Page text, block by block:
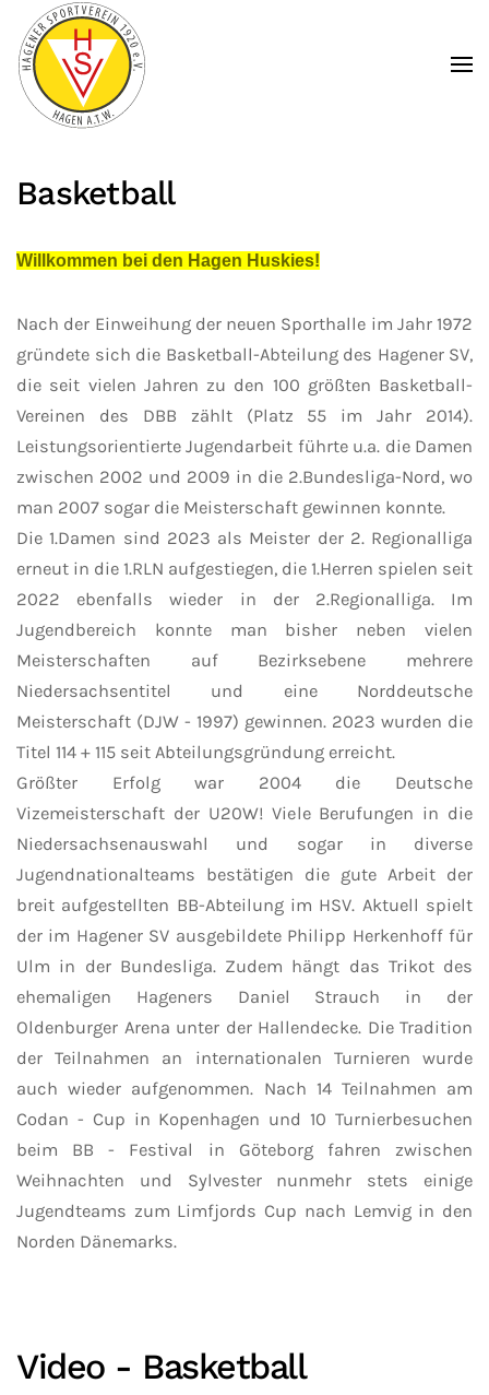
Zum Hauptinhalt springen
Basketball
Willkommen bei den Hagen Huskies!
Nach der Einweihung der neuen Sporthalle im Jahr 1972
gründete sich die Basketball-Abteilung des Hagener SV,
die seit vielen Jahren zu den 100 größten Basketball-
Vereinen des DBB zählt (Platz 55 im Jahr 2014).
Leistungsorientierte Jugendarbeit führte u.a. die Damen
zwischen 2002 und 2009 in die 2.Bundesliga-Nord, wo
man 2007 sogar die Meisterschaft gewinnen konnte.
Die 1.Damen sind 2023 als Meister der 2. Regionalliga
erneut in die 1.RLN aufgestiegen, die 1.Herren spielen seit
2022 ebenfalls wieder in der 2.Regionalliga. Im
Jugendbereich konnte man bisher neben vielen
Meisterschaften auf Bezirksebene mehrere
Niedersachsentitel und eine Norddeutsche
Meisterschaft (DJW - 1997) gewinnen. 2023 wurden die
Titel 114 + 115 seit Abteilungsgründung erreicht.
Größter Erfolg war 2004 die Deutsche
Vizemeisterschaft der U20W! Viele Berufungen in die
Niedersachsenauswahl und sogar in diverse
Jugendnationalteams bestätigen die gute Arbeit der
breit aufgestellten BB-Abteilung im HSV. Aktuell spielt
der im Hagener SV ausgebildete Philipp Herkenhoff für
Ulm in der Bundesliga. Zudem hängt das Trikot des
ehemaligen Hageners Daniel Strauch in der
Oldenburger Arena unter der Hallendecke. Die Tradition
der Teilnahmen an internationalen Turnieren wurde
auch wieder aufgenommen. Nach 14 Teilnahmen am
Codan - Cup in Kopenhagen und 10 Turnierbesuchen
beim BB - Festival in Göteborg fahren zwischen
Weihnachten und Sylvester nunmehr stets einige
Jugendteams zum Limfjords Cup nach Lemvig in den
Norden Dänemarks.
Video - Basketball